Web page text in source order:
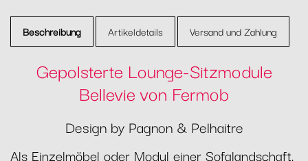
Beschreibung Artikeldetails Versand und Zahlung
Gepolsterte Lounge-Sitzmodule
Bellevie von Fermob
Design by Pagnon & Pelhaitre
Als Einzelmöbel oder Modul einer Sofalandschaft.